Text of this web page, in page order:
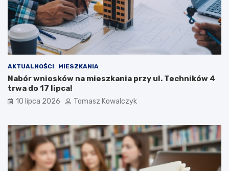
AKTUALNOŚCI MIESZKANIA
Nabór wniosków na mieszkania przy ul. Techników 4
trwa do 17 lipca!
10 lipca 2026 Tomasz Kowalczyk